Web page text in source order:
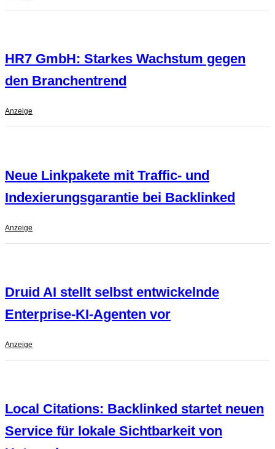
HR7 GmbH: Starkes Wachstum gegen
den Branchentrend
Anzeige
Neue Linkpakete mit Traffic- und
Indexierungsgarantie bei Backlinked
Anzeige
Druid AI stellt selbst entwickelnde
Enterprise-KI-Agenten vor
Anzeige
Local Citations: Backlinked startet neuen
Service für lokale Sichtbarkeit von